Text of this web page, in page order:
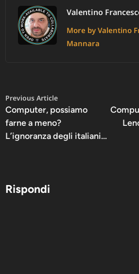
Valentino
More by Valentino
Mannara
Navigazione
articoli
Previous ArticlePrevious
article:
Computer, possiamo
farne a meno?
L’ignoranza degli italiani…
Rispondi